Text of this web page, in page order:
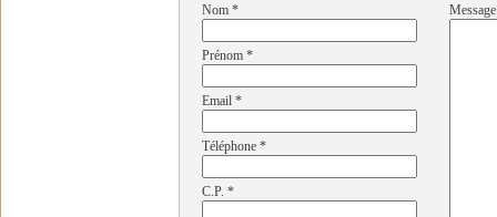
Nom *
Prénom *
Email *
Téléphone *
C.P. *
Message